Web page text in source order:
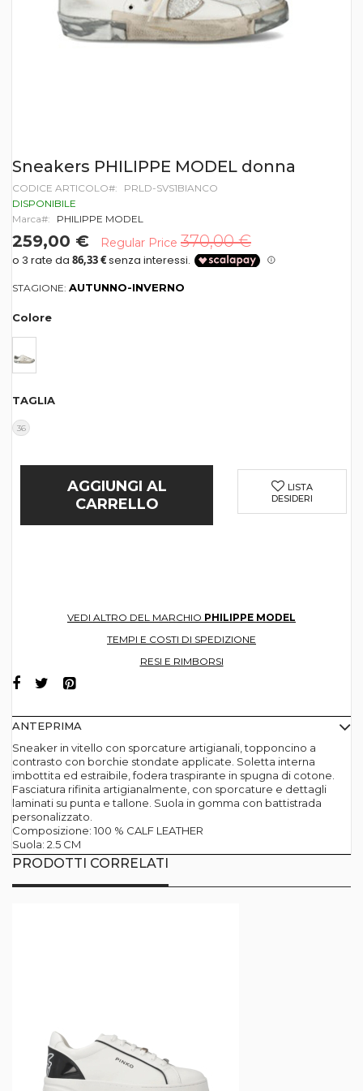
Vai
all'inizio
della
galleria
di
Sneakers PHILIPPE MODEL donna
CODICE ARTICOLO
PRLD-SVS1BIANCO
DISPONIBILE
Marca
PHILIPPE MODEL
259,00 € Regular Price 370,00 €
STAGIONE: AUTUNNO-INVERNO
Colore
TAGLIA
36
AGGIUNGI AL
CARRELLO
LISTA
DESIDERI
VEDI ALTRO DEL MARCHIO PHILIPPE MODEL
TEMPI E COSTI DI SPEDIZIONE
RESI E RIMBORSI
ANTEPRIMA
Sneaker in vitello con sporcature artigianali, topponcino a
contrasto con borchie stondate applicate. Soletta interna
imbottita ed estraibile, fodera traspirante in spugna di cotone.
Fasciatura rifinita artigianalmente, con sporcature e dettagli
laminati su punta e tallone. Suola in gomma con battistrada
personalizzato.
Composizione: 100 % CALF LEATHER
Suola: 2.5 CM
PRODOTTI CORRELATI